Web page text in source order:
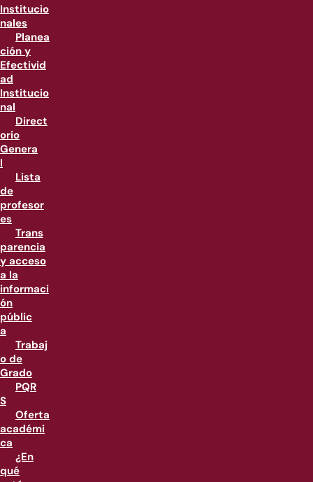
Institucio
nales
Planea
ción y
Efectivid
ad
Institucio
nal
Direct
orio
Genera
l
Lista
de
profesor
es
Trans
parencia
y acceso
a la
informaci
ón
públic
a
Trabaj
o de
Grado
PQR
S
Oferta
académi
ca
¿En
qué